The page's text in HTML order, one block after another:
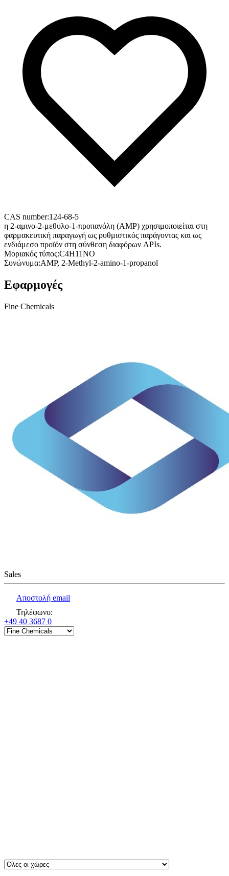
CAS number:124-68-5
η 2-αμινο-2-μεθυλο-1-προπανόλη (AMP) χρησιμοποιείται στη
φαρμακευτική παραγωγή ως ρυθμιστικός παράγοντας και ως
ενδιάμεσο προϊόν στη σύνθεση διαφόρων APIs.
Μοριακός τύπος:C4H11NO
Συνώνυμα:AMP, 2-Methyl-2-amino-1-propanol
Εφαρμογές
Fine Chemicals
Sales
Αποστολή email
Τηλέφωνο:
+49 40 3687 0